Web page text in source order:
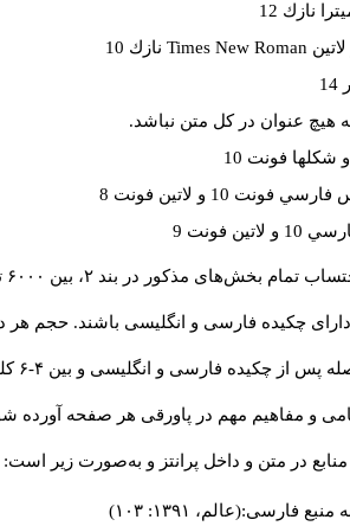
نازك 12
Times New Roman نازك 10
هيچ عنوان در كل متن نباشد.
فونت 10
فونت 10 و لاتين فونت 8
فونت 9
مذکور در بند ۲، بین ۶۰۰۰ تا ۸۰۰۰کلمه باشد.
فارسی و انگلیسی باشند. حجم هر دو چکیده کمتر از ۲۰۰ و
از چکیده فارسی و انگلیسی و بین ۴-۶ کلمه نوشته شود.
و مفاهیم مهم در پاورقی هر صفحه آورده
در متن و داخل پرانتز و به‌صورت زیر است:
منبع فارسی:(عالم، ۱۳۹۱: ۱۰۳)